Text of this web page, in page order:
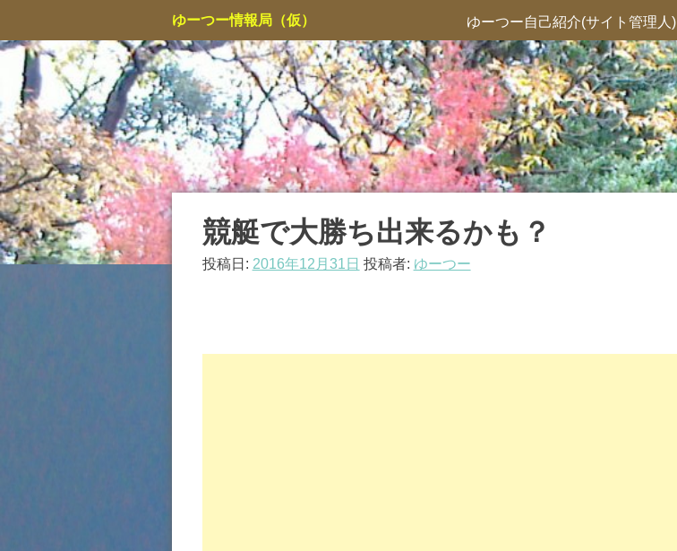
テ
へ
ス
キ
ッ
プ
ゆーつー情報局（仮） ゆーつー自己紹介(サイト管理人)
競艇で大勝ち出来るかも？
投稿日: 2016年12月31日 投稿者: ゆーつー